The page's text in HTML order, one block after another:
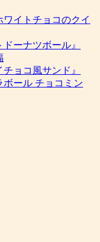
イトチョコのクイ
ーナツボール』
ョコ風サンド』
ボール チョコミン